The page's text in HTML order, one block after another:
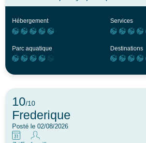
Hébergement Services
Parc aquatique Destinations
10/10
Frederique
Posté le 02/08/2026